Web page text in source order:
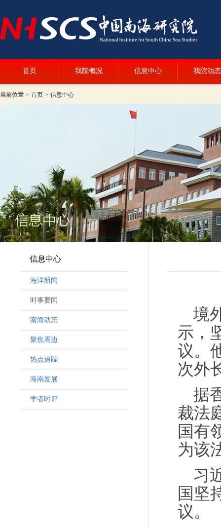
首页 我院概况 信息中心 我院动态
当前位置 > 首页 > 信息中心
信息中心
海洋新闻
时事要闻
南海动态
聚焦周边
热点追踪
海南发展
学者时评
境
示，
议。
次外
据
裁法
国有
为该
习
国坚
议。